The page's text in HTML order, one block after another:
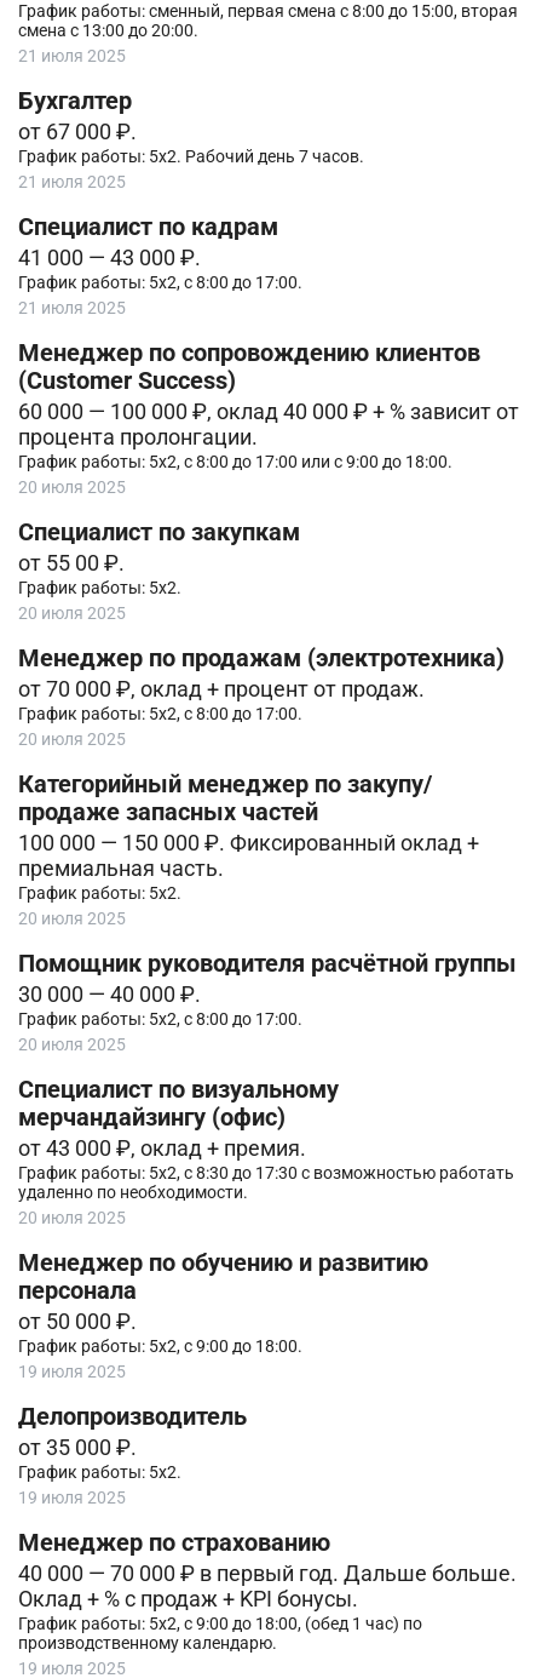
График работы: сменный, первая смена с 8:00 до 15:00, вторая
смена с 13:00 до 20:00.
21 июля 2025
Бухгалтер
от 67 000 ₽.
График работы: 5х2. Рабочий день 7 часов.
21 июля 2025
Специалист по кадрам
41 000 — 43 000 ₽.
График работы: 5х2, с 8:00 до 17:00.
21 июля 2025
Менеджер по сопровождению клиентов
(Customer Success)
60 000 — 100 000 ₽, оклад 40 000 ₽ + % зависит от
процента пролонгации.
График работы: 5х2, с 8:00 до 17:00 или с 9:00 до 18:00.
20 июля 2025
Специалист по закупкам
от 55 00 ₽.
График работы: 5х2.
20 июля 2025
Менеджер по продажам (электротехника)
от 70 000 ₽, оклад + процент от продаж.
График работы: 5х2, с 8:00 до 17:00.
20 июля 2025
Категорийный менеджер по закупу/
продаже запасных частей
100 000 — 150 000 ₽. Фиксированный оклад +
премиальная часть.
График работы: 5х2.
20 июля 2025
Помощник руководителя расчётной группы
30 000 — 40 000 ₽.
График работы: 5х2, с 8:00 до 17:00.
20 июля 2025
Специалист по визуальному
мерчандайзингу (офис)
от 43 000 ₽, оклад + премия.
График работы: 5х2, с 8:30 до 17:30 с возможностью работать
удаленно по необходимости.
20 июля 2025
Менеджер по обучению и развитию
персонала
от 50 000 ₽.
График работы: 5х2, с 9:00 до 18:00.
19 июля 2025
Делопроизводитель
от 35 000 ₽.
График работы: 5х2.
19 июля 2025
Менеджер по страхованию
40 000 — 70 000 ₽ в первый год. Дальше больше.
Оклад + % с продаж + KPI бонусы.
График работы: 5х2, с 9:00 до 18:00, (обед 1 час) по
производственному календарю.
19 июля 2025